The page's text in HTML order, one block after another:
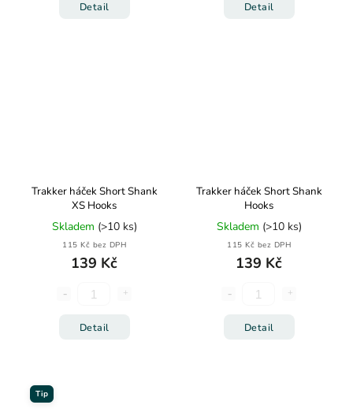
Detail Detail
Trakker háček Short Shank
XS Hooks
Skladem (>10 ks)
115 Kč bez DPH
139 Kč
Detail
Trakker háček Short Shank
Hooks
Skladem (>10 ks)
115 Kč bez DPH
139 Kč
Detail
Tip